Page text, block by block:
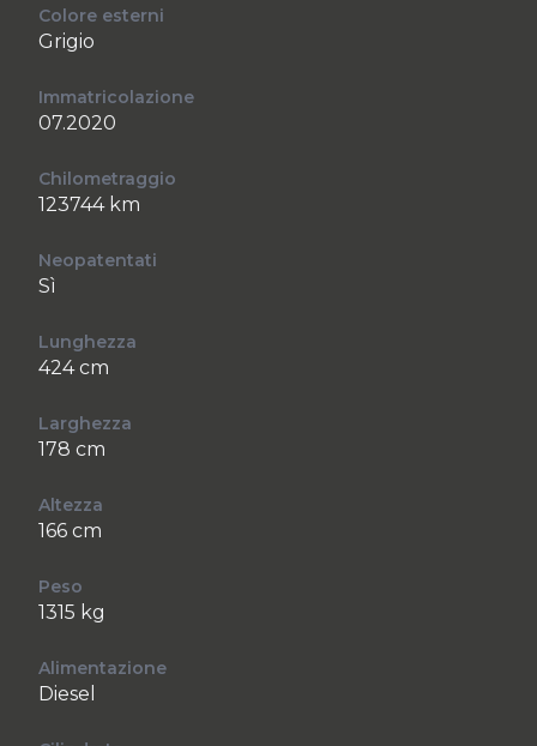
Colore esterni
Grigio
Immatricolazione
07.2020
Chilometraggio
123744 km
Neopatentati
Sì
Lunghezza
424 cm
Larghezza
178 cm
Altezza
166 cm
Peso
1315 kg
Alimentazione
Diesel